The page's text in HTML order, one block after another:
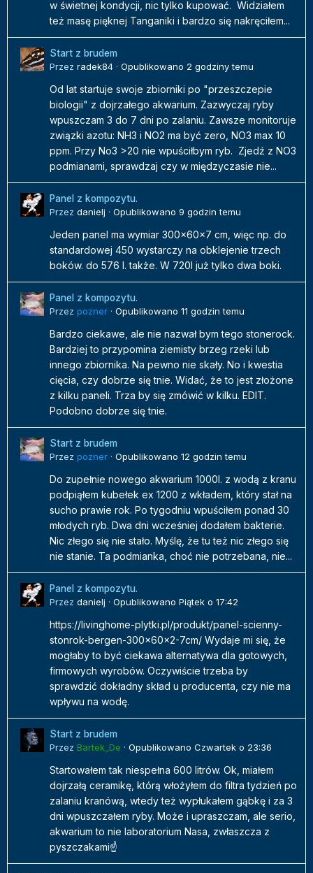
w świetnej kondycji, nic tylko kupować. Widziałem
też masę pięknej Tanganiki i bardzo się nakręciłem...
Start z brudem
Przez radek84 · Opublikowano 2 godziny temu
Od lat startuje swoje zbiorniki po "przeszczepie
biologii" z dojrzałego akwarium. Zazwyczaj ryby
wpuszczam 3 do 7 dni po zalaniu. Zawsze monitoruje
związki azotu: NH3 i NO2 ma być zero, NO3 max 10
ppm. Przy No3 >20 nie wpuściłbym ryb. Zjedź z NO3
podmianami, sprawdzaj czy w międzyczasie nie...
Panel z kompozytu.
Przez danielj · Opublikowano 9 godzin temu
Jeden panel ma wymiar 300x60x7 cm, więc np. do
standardowej 450 wystarczy na obklejenie trzech
boków. do 576 l. także. W 720l już tylko dwa boki.
Panel z kompozytu.
Przez pozner · Opublikowano 11 godzin temu
Bardzo ciekawe, ale nie nazwał bym tego stonerock.
Bardziej to przypomina ziemisty brzeg rzeki lub
innego zbiornika. Na pewno nie skały. No i kwestia
cięcia, czy dobrze się tnie. Widać, że to jest złożone
z kilku paneli. Trza by się zmówić w kilku. EDIT.
Podobno dobrze się tnie.
Start z brudem
Przez pozner · Opublikowano 12 godzin temu
Do zupełnie nowego akwarium 1000l. z wodą z kranu
podpiąłem kubełek ex 1200 z wkładem, który stał na
sucho prawie rok. Po tygodniu wpuściłem ponad 30
młodych ryb. Dwa dni wcześniej dodałem bakterie.
Nic złego się nie stało. Myślę, że tu też nic złego się
nie stanie. Ta podmianka, choć nie potrzebana, nie...
Panel z kompozytu.
Przez danielj · Opublikowano Piątek o 17:42
https://livinghome-plytki.pl/produkt/panel-scienny-
stonrok-bergen-300x60x2-7cm/ Wydaje mi się, że
mogłaby to być ciekawa alternatywa dla gotowych,
firmowych wyrobów. Oczywiście trzeba by
sprawdzić dokładny skład u producenta, czy nie ma
wpływu na wodę.
Start z brudem
Przez Bartek_De · Opublikowano Czwartek o 23:36
Startowałem tak niespełna 600 litrów. Ok, miałem
dojrzałą ceramikę, którą włożyłem do filtra tydzień po
zalaniu kranówą, wtedy też wypłukałem gąbkę i za 3
dni wpuszczałem ryby. Może i upraszczam, ale serio,
akwarium to nie laboratorium Nasa, zwłaszcza z
pyszczakami☝️